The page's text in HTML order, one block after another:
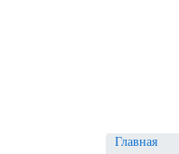
Главная